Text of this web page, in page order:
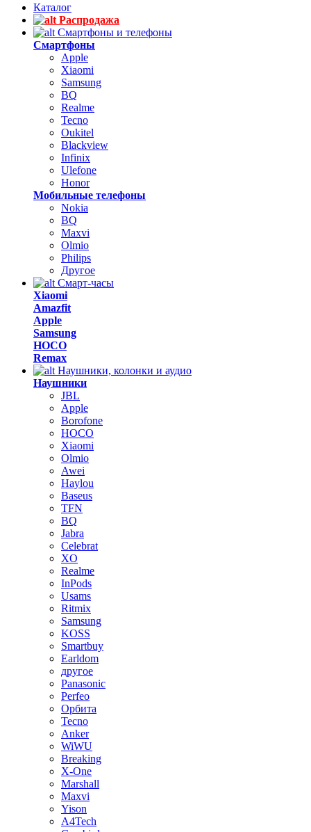
Каталог
Распродажа
Смартфоны и телефоны
Смартфоны
Apple
Xiaomi
Samsung
BQ
Realme
Tecno
Oukitel
Blackview
Infinix
Ulefone
Honor
Мобильные телефоны
Nokia
BQ
Maxvi
Olmio
Philips
Другое
Смарт-часы
Xiaomi
Amazfit
Apple
Samsung
HOCO
Remax
Наушники, колонки и аудио
Наушники
JBL
Apple
Borofone
HOCO
Xiaomi
Olmio
Awei
Haylou
Baseus
TFN
BQ
Jabra
Celebrat
XO
Realme
InPods
Usams
Ritmix
Samsung
KOSS
Smartbuy
Earldom
другое
Panasonic
Perfeo
Орбита
Tecno
Anker
WiWU
Breaking
X-One
Marshall
Maxvi
Yison
A4Tech